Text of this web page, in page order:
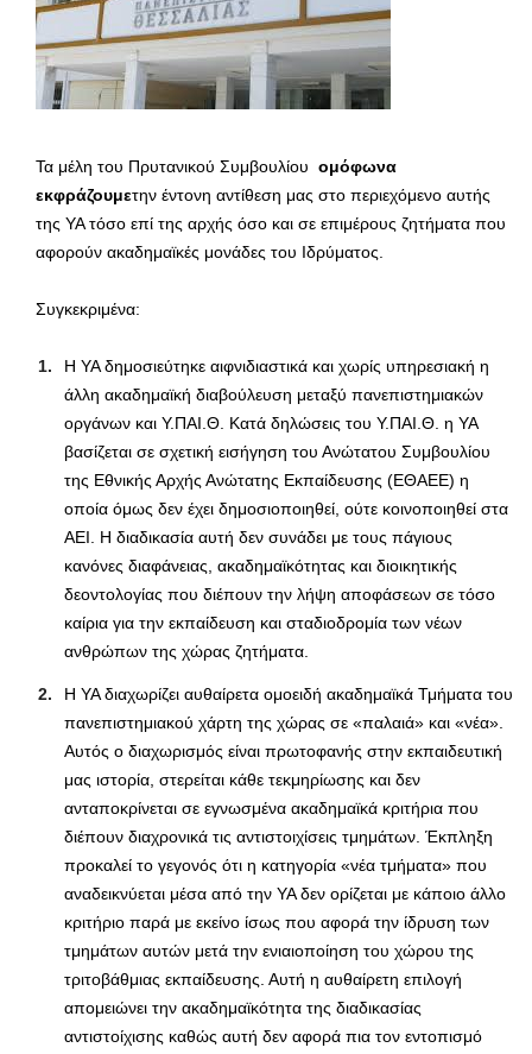
Τα μέλη του Πρυτανικού Συμβουλίου ομόφωνα
εκφράζουμετην έντονη αντίθεση μας στο περιεχόμενο αυτής
της ΥΑ τόσο επί της αρχής όσο και σε επιμέρους ζητήματα που
αφορούν ακαδημαϊκές μονάδες του Ιδρύματος.
Συγκεκριμένα:
Η ΥΑ δημοσιεύτηκε αιφνιδιαστικά και χωρίς υπηρεσιακή η
άλλη ακαδημαϊκή διαβούλευση μεταξύ πανεπιστημιακών
οργάνων και Υ.ΠΑΙ.Θ. Κατά δηλώσεις του Υ.ΠΑΙ.Θ. η ΥΑ
βασίζεται σε σχετική εισήγηση του Ανώτατου Συμβουλίου
της Εθνικής Αρχής Ανώτατης Εκπαίδευσης (ΕΘΑΕΕ) η
οποία όμως δεν έχει δημοσιοποιηθεί, ούτε κοινοποιηθεί στα
ΑΕΙ. Η διαδικασία αυτή δεν συνάδει με τους πάγιους
κανόνες διαφάνειας, ακαδημαϊκότητας και διοικητικής
δεοντολογίας που διέπουν την λήψη αποφάσεων σε τόσο
καίρια για την εκπαίδευση και σταδιοδρομία των νέων
ανθρώπων της χώρας ζητήματα.
Η ΥΑ διαχωρίζει αυθαίρετα ομοειδή ακαδημαϊκά Τμήματα του
πανεπιστημιακού χάρτη της χώρας σε «παλαιά» και «νέα».
Αυτός ο διαχωρισμός είναι πρωτοφανής στην εκπαιδευτική
μας ιστορία, στερείται κάθε τεκμηρίωσης και δεν
ανταποκρίνεται σε εγνωσμένα ακαδημαϊκά κριτήρια που
διέπουν διαχρονικά τις αντιστοιχίσεις τμημάτων. Έκπληξη
προκαλεί το γεγονός ότι η κατηγορία «νέα τμήματα» που
αναδεικνύεται μέσα από την ΥΑ δεν ορίζεται με κάποιο άλλο
κριτήριο παρά με εκείνο ίσως που αφορά την ίδρυση των
τμημάτων αυτών μετά την ενιαιοποίηση του χώρου της
τριτοβάθμιας εκπαίδευσης. Αυτή η αυθαίρετη επιλογή
απομειώνει την ακαδημαϊκότητα της διαδικασίας
αντιστοίχισης καθώς αυτή δεν αφορά πια τον εντοπισμό